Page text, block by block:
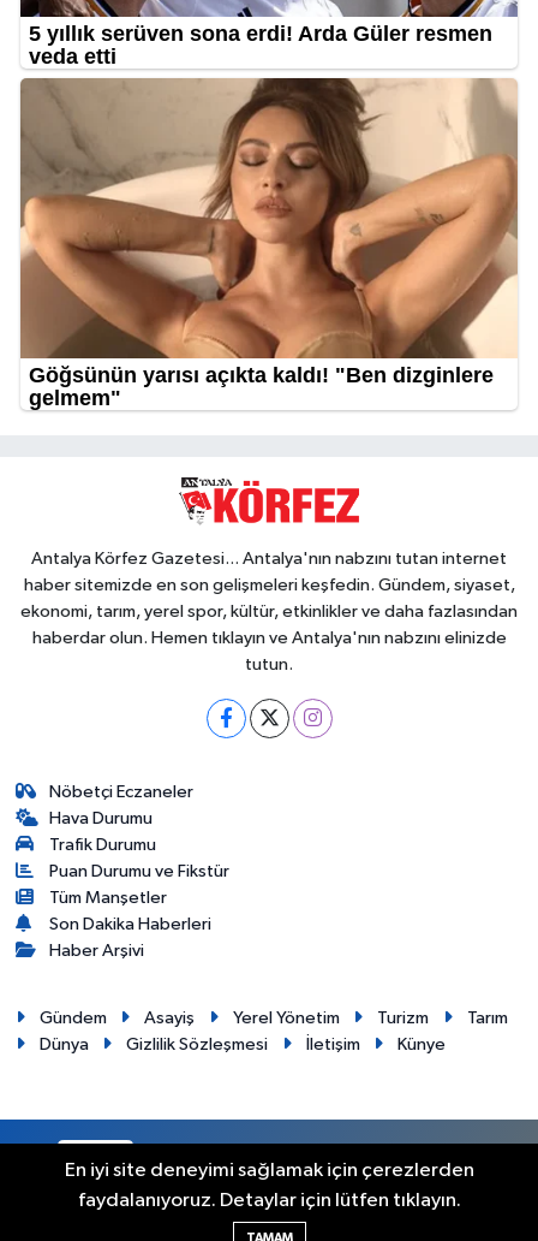
Antalya Körfez Gazetesi... Antalya'nın nabzını tutan internet
haber sitemizde en son gelişmeleri keşfedin. Gündem, siyaset,
ekonomi, tarım, yerel spor, kültür, etkinlikler ve daha fazlasından
haberdar olun. Hemen tıklayın ve Antalya'nın nabzını elinizde
tutun.
Nöbetçi Eczaneler
Hava Durumu
Trafik Durumu
Puan Durumu ve Fikstür
Tüm Manşetler
Son Dakika Haberleri
Haber Arşivi
Gündem Asayiş Yerel Yönetim Turizm
Tarım
Dünya
Gizlilik Sözleşmesi İletişim Künye
Haber Yazılımı:
En iyi site deneyimi sağlamak için çerezlerden
faydalanıyoruz. Detaylar için lütfen tıklayın.
TAMAM